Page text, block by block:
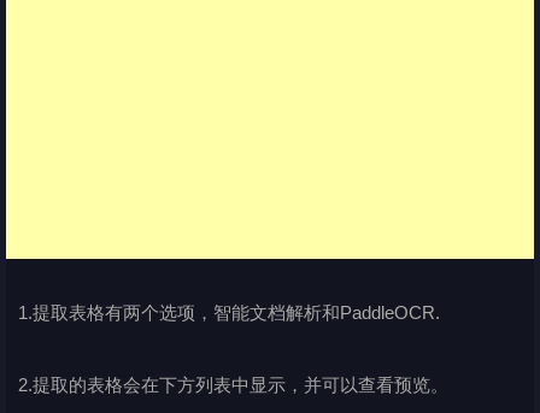
1.提取表格有两个选项，智能文档解析和PaddleOCR.
2.提取的表格会在下方列表中显示，并可以查看预览。